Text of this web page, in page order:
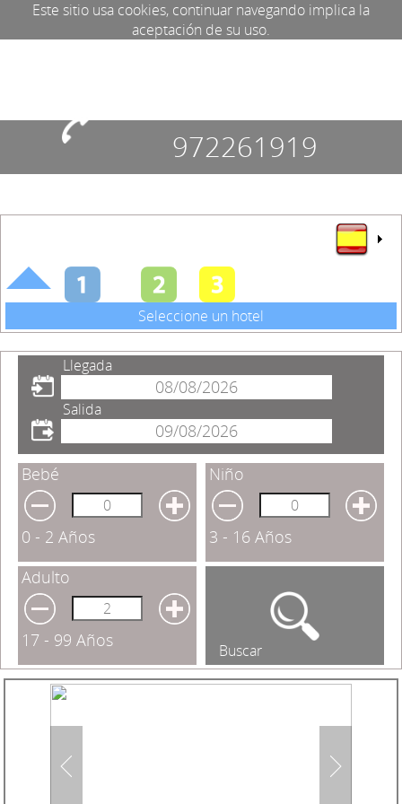
Este sitio usa cookies, continuar navegando implica la
aceptación de su uso.
972261919
Seleccione un hotel
Llegada
Salida
Bebé
0 - 2 Años
Niño
3 - 16 Años
Adulto
17 - 99 Años Buscar